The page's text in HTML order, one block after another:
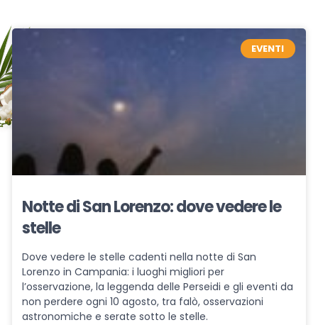
EVENTI
Notte di San Lorenzo: dove vedere le
stelle
Dove vedere le stelle cadenti nella notte di San
Lorenzo in Campania: i luoghi migliori per
l’osservazione, la leggenda delle Perseidi e gli eventi da
non perdere ogni 10 agosto, tra falò, osservazioni
astronomiche e serate sotto le stelle.